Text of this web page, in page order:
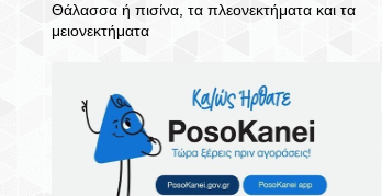
Θάλασσα ή πισίνα, τα πλεονεκτήματα και τα
μειονεκτήματα